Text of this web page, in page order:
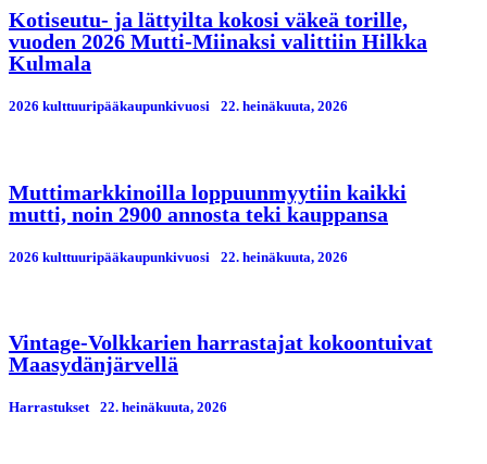
Kotiseutu- ja lättyilta kokosi väkeä torille,
vuoden 2026 Mutti-Miinaksi valittiin Hilkka
Kulmala
2026 kulttuuripääkaupunkivuosi 22. heinäkuuta, 2026
Muttimarkkinoilla loppuunmyytiin kaikki
mutti, noin 2900 annosta teki kauppansa
2026 kulttuuripääkaupunkivuosi 22. heinäkuuta, 2026
Vintage-Volkkarien harrastajat kokoontuivat
Maasydänjärvellä
Harrastukset 22. heinäkuuta, 2026